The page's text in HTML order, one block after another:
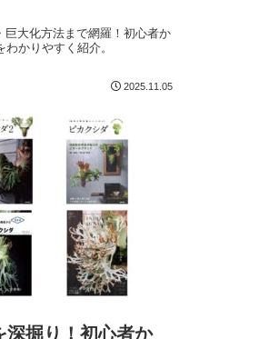
大化方法まで網羅！初心者か
かりやすく紹介。
2025.11.05
深掘り！初心者か